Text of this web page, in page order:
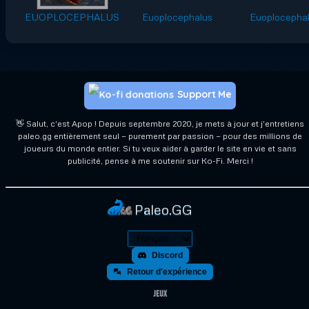
EUOPLOCEPHALUS Euoplocephalus
👋 Salut, c'est Apop ! Depuis septembre 2020, je mets à jour et j'entretiens
paleo.gg entièrement seul — purement par passion — pour des millions de
joueurs du monde entier. Si tu veux aider à garder le site en vie et sans
publicité, pense à me soutenir sur Ko-Fi. Merci !
Support Me
Paleo.GG
Discord
Retour d'expérience
Jeux